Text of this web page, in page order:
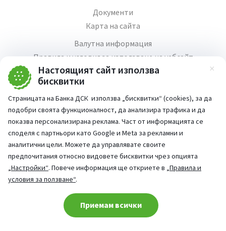
Настоящият сайт използва
бисквитки
Страницата на Банка ДСК използва „бисквитки“ (cookies), за да
подобри своята функционалност, да анализира трафика и да
показва персонализирана реклама. Част от информацията се
споделя с партньори като Google и Meta за рекламни и
аналитични цели. Можете да управлявате своите
предпочитания относно видовете бисквитки чрез опцията
„Настройки“. Повече информация ще откриете в „Правила и
условия за ползване“.
Приемам всички
Документи
Карта на сайта
Валутна информация
Правила и условия за използване на уебсайт
Медия център
Декларация за достъпност
Част от:
При въпроси - попитай AI асистента ни
©2026Всички права запазени
Cookie consent change